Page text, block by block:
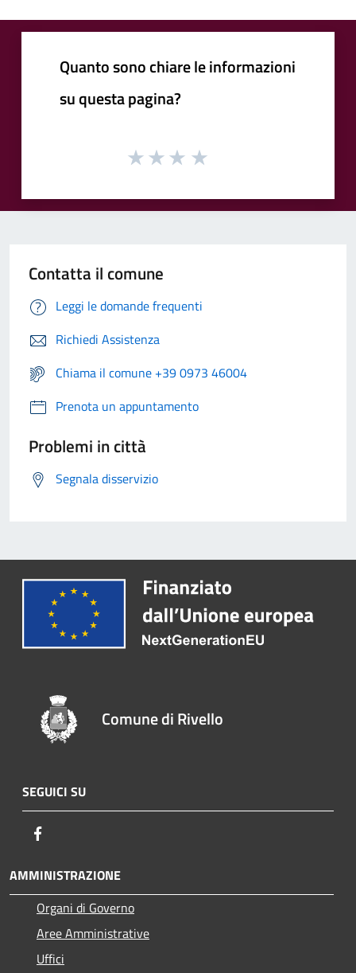
Quanto sono chiare le informazioni
su questa pagina?
Contatta il comune
Leggi le domande frequenti
Richiedi Assistenza
Chiama il comune +39 0973 46004
Prenota un appuntamento
Problemi in città
Segnala disservizio
Comune di Rivello
SEGUICI SU
AMMINISTRAZIONE
Organi di Governo
Aree Amministrative
Uffici